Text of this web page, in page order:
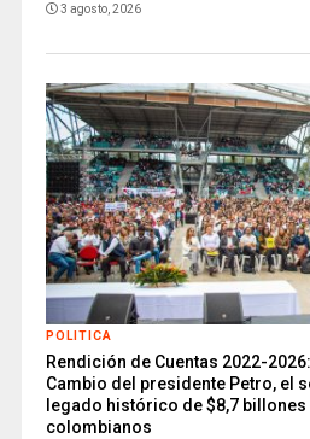
3 agosto, 2026
POLITICA
Rendición de Cuentas 2022-
Cambio del presidente Petro, el
legado histórico de $8,7
colombianos